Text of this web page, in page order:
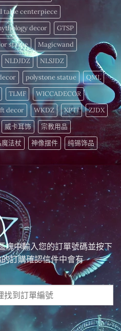
table centerpiece
decor
GTSP
statue
Magicwand
NLDJDZ
NLSJDZ
polystone statue
QML
TLMF
WICCADECOR
decor WKDZ XPTJ
ZJDX
威卡耳饰
宗教用品
法杖 神像摆件
纯锡饰品
塊中輸入您的訂單號碼並按下
訂購確認信件中會有